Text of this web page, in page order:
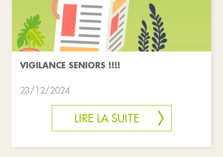
VIGILANCE SENIORS !!!!
23/12/2024
LIRE LA SUITE